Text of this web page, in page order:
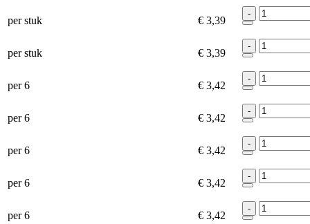
per stuk € 3,39
-
per stuk € 3,39
-
per 6 € 3,42
-
per 6 € 3,42
-
per 6 € 3,42
-
per 6 € 3,42
-
per 6 € 3,42
-